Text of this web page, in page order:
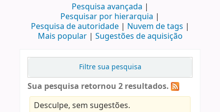
Pesquisa avançada
Pesquisar por hierarquia
Pesquisa de autoridade
Nuvem de tags
Mais popular
Sugestões de aquisição
Filtre sua pesquisa
Sua pesquisa retornou 2 resultados.
Desculpe, sem sugestões.